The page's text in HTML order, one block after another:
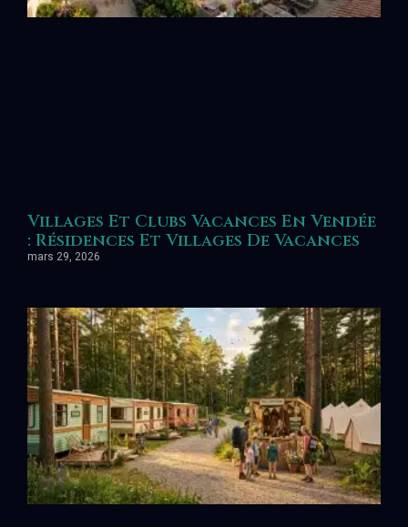
Villages Et Clubs Vacances En Vendée
: Résidences Et Villages De Vacances
mars 29, 2026